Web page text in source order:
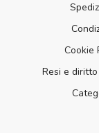
Cookie
Resi e